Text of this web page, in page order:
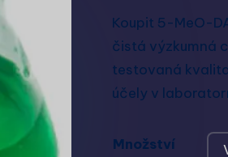
Koupit 5-MeO-
čistá výzkumná
testovaná
účely v
Množství